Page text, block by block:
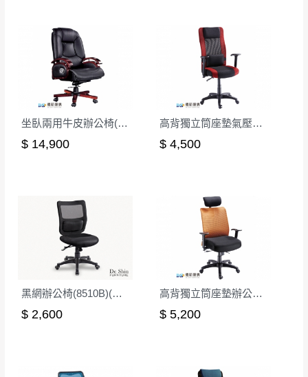
坐臥兩用牛皮辦公椅(CK-708)
$ 14,900
高背獨立筒座墊氣壓辦公椅
$ 4,500
黑網辦公椅(8510B)(無扶)
$ 2,600
高背獨立筒座墊辦公椅/後仰無段鎖定
$ 5,200